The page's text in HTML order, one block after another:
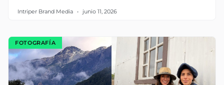
Intriper Brand Media junio 11, 2026
FOTOGRAFÍA